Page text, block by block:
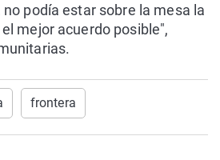
podía estar sobre la mesa la
mejor acuerdo posible",
frontera